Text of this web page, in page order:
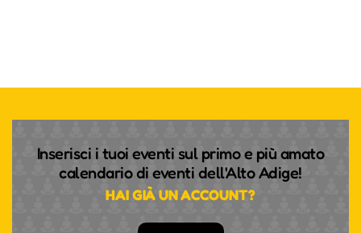
Inserisci i tuoi eventi sul primo e più amato
calendario di eventi dell'Alto Adige!
HAI GIÀ UN ACCOUNT?